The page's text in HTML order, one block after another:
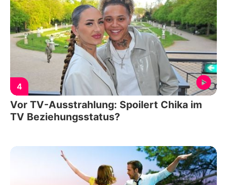
4
Vor TV-Ausstrahlung: Spoilert Chika im
TV Beziehungsstatus?